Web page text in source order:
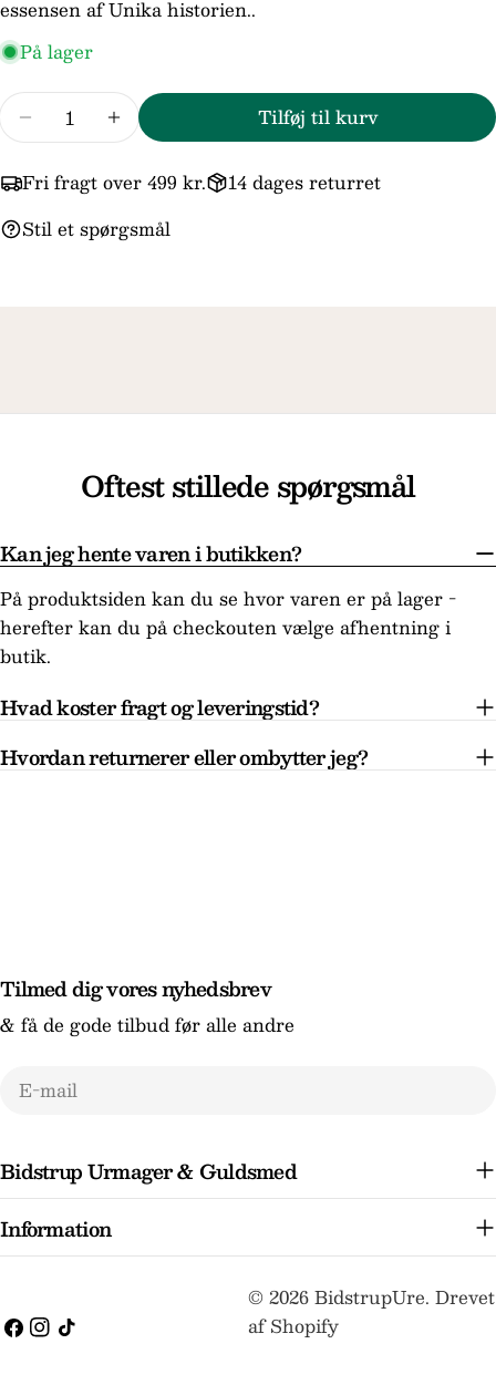
essensen af Unika historien..
På lager
Reducer mængden for Trollbeads/
Forøg mængden for Trollbeads/
Tilføj til kurv
Fri fragt over 499 kr.
14 dages returret
Stil et spørgsmål
Send spørgsmål
Oftest stillede spørgsmål
Kan jeg hente varen i butikken?
På produktsiden kan du se hvor varen er på lager -
herefter kan du på checkouten vælge afhentning i
butik.
Hvad koster fragt og leveringstid?
Hvordan returnerer eller ombytter jeg?
Bidstrup Urmager & Guldsmed
Information
Tilmed dig vores nyhedsbrev
& få de gode tilbud før alle andre
E-
Facebook
Instagram
TikTok
© 2026BidstrupUre. Drevet
af Shopify
Betalingsmetoder